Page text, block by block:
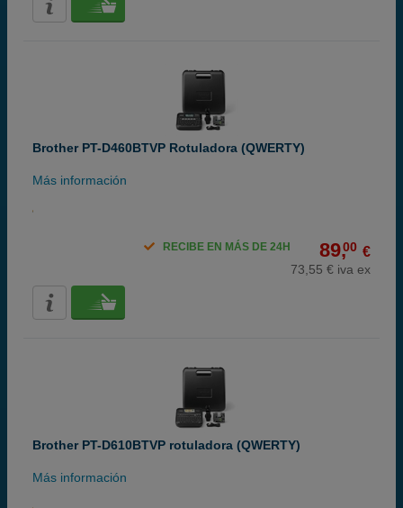
Brother PT-D460BTVP Rotuladora (QWERTY)
Más información
89,00 €
73,55 € iva ex
RECIBE EN MÁS DE 24H
Brother PT-D610BTVP rotuladora (QWERTY)
Más información